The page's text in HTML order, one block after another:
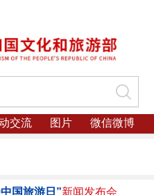
交流 图片 微信微博
国旅游日”新闻发布会